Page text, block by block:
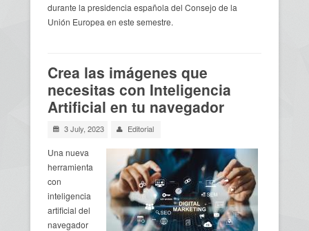
durante la presidencia española del Consejo de la
Unión Europea en este semestre.
Crea las imágenes que
necesitas con Inteligencia
Artificial en tu navegador
3 July, 2023 Editorial
Una nueva
herramienta
con
inteligencia
artificial del
navegador